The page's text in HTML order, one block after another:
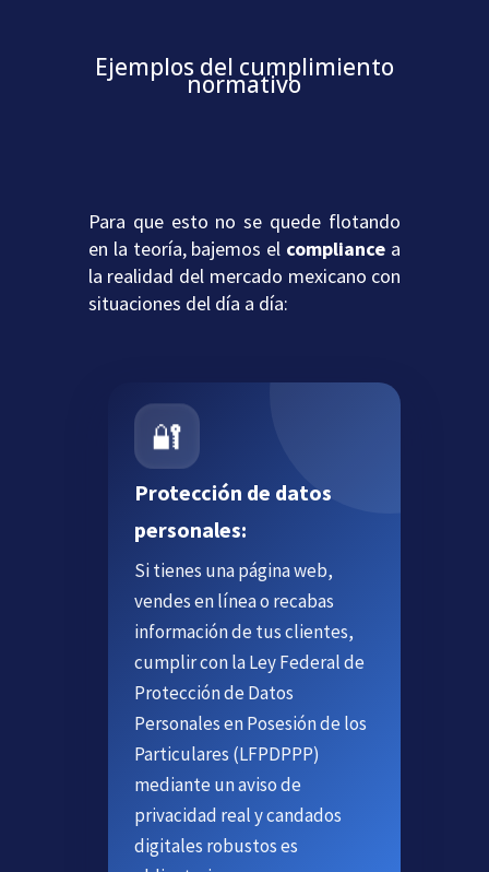
Ejemplos del cumplimiento
normativo
Para que esto no se quede flotando
en la teoría, bajemos el compliance a
la realidad del mercado mexicano con
situaciones del día a día:
🔐
Protección de datos
personales:
Si tienes una página web,
vendes en línea o recabas
información de tus clientes,
cumplir con la Ley Federal de
Protección de Datos
Personales en Posesión de los
Particulares (LFPDPPP)
mediante un aviso de
privacidad real y candados
digitales robustos es